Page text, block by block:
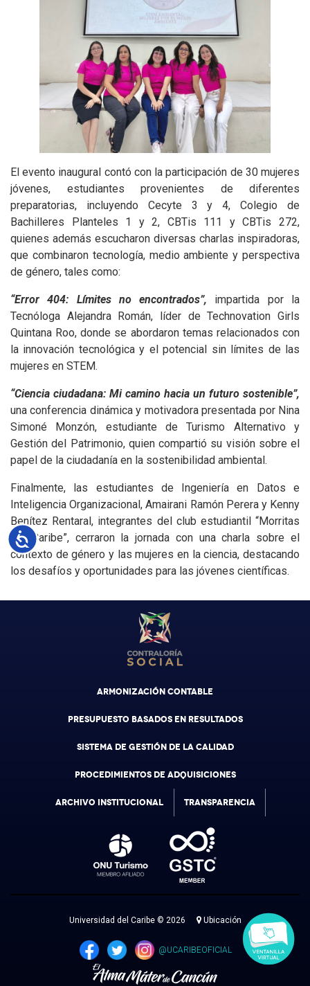
Accesibilidad
El evento inaugural contó con la participación de 30 mujeres
jóvenes, estudiantes provenientes de diferentes
preparatorias, incluyendo Cecyte 3 y 4, Colegio de
Bachilleres Planteles 1 y 2, CBTis 111 y CBTis 272,
quienes además escucharon diversas charlas inspiradoras,
que combinaron tecnología, medio ambiente y perspectiva
de género, tales como:
“Error 404: Límites no encontrados”, impartida por la
Tecnóloga Alejandra Román, líder de Technovation Girls
Quintana Roo, donde se abordaron temas relacionados con
la innovación tecnológica y el potencial sin límites de las
mujeres en STEM.
“Ciencia ciudadana: Mi camino hacia un futuro sostenible”,
una conferencia dinámica y motivadora presentada por Nina
Simoné Monzón, estudiante de Turismo Alternativo y
Gestión del Patrimonio, quien compartió su visión sobre el
papel de la ciudadanía en la sostenibilidad ambiental.
Finalmente, las estudiantes de Ingeniería en Datos e
Inteligencia Organizacional, Amairani Ramón Perera y Kenny
Benítez Rentaral, integrantes del club estudiantil “Morritas
del Caribe”, cerraron la jornada con una charla sobre el
contexto de género y las mujeres en la ciencia, destacando
los desafíos y oportunidades para las jóvenes científicas.
ARMONIZACIÓN CONTABLE
PRESUPUESTO BASADOS EN RESULTADOS
SISTEMA DE GESTIÓN DE LA CALIDAD
PROCEDIMIENTOS DE ADQUISICIONES
ARCHIVO INSTITUCIONAL TRANSPARENCIA
Universidad del Caribe © 2026 Ubicación
@UCARIBEOFICIAL